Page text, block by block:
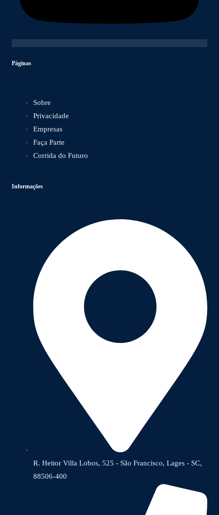
Páginas
Sobre
Privacidade
Empresas
Faça Parte
Corrida do Futuro
Informações
R. Heitor Villa Lobos, 525 - São Francisco, Lages - SC,
88506-400